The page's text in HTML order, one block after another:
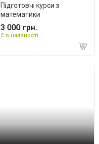
Підготовчі курси з
математики
3 000 грн.
Є в наявності